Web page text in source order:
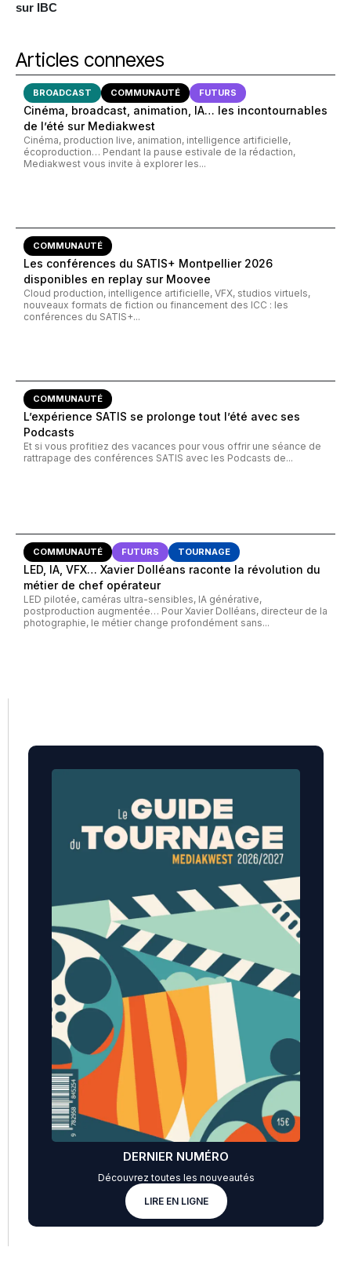
sur IBC
Articles connexes
BROADCAST COMMUNAUTÉ FUTURS
Cinéma, broadcast, animation, IA… les incontournables
de l’été sur Mediakwest
Cinéma, production live, animation, intelligence artificielle,
écoproduction… Pendant la pause estivale de la rédaction,
Mediakwest vous invite à explorer les...
COMMUNAUTÉ
Les conférences du SATIS+ Montpellier 2026
disponibles en replay sur Moovee
Cloud production, intelligence artificielle, VFX, studios virtuels,
nouveaux formats de fiction ou financement des ICC : les
conférences du SATIS+...
COMMUNAUTÉ
L’expérience SATIS se prolonge tout l’été avec ses
Podcasts
Et si vous profitiez des vacances pour vous offrir une séance de
rattrapage des conférences SATIS avec les Podcasts de...
COMMUNAUTÉ FUTURS TOURNAGE
LED, IA, VFX… Xavier Dolléans raconte la révolution du
métier de chef opérateur
LED pilotée, caméras ultra-sensibles, IA générative,
postproduction augmentée… Pour Xavier Dolléans, directeur de la
photographie, le métier change profondément sans...
DERNIER NUMÉRO
Découvrez toutes les nouveautés
LIRE EN LIGNE